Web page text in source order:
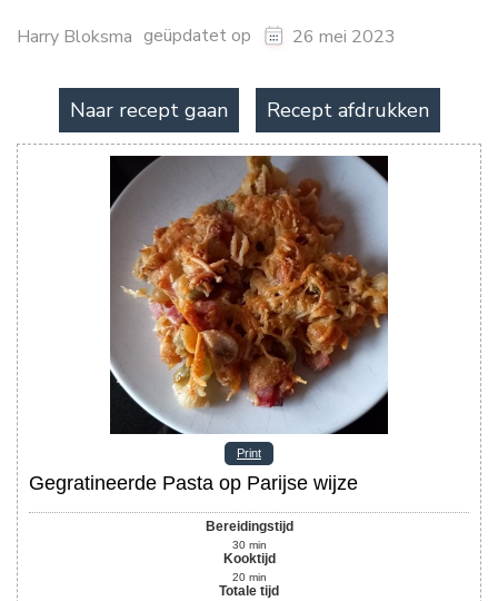
Harry Bloksma geüpdatet op 26 mei 2023
Naar recept gaan Recept afdrukken
Print
Gegratineerde Pasta op Parijse wijze
Bereidingstijd
30 min
Kooktijd
20 min
Totale tijd